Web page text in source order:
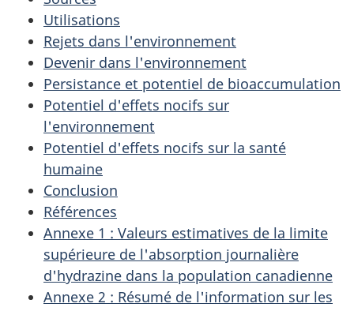
Utilisations
Rejets dans l'environnement
Devenir dans l'environnement
Persistance et potentiel de bioaccumulation
Potentiel d'effets nocifs sur
l'environnement
Potentiel d'effets nocifs sur la santé
humaine
Conclusion
Références
Annexe 1 : Valeurs estimatives de la limite
supérieure de l'absorption journalière
d'hydrazine dans la population canadienne
Annexe 2 : Résumé de l'information sur les